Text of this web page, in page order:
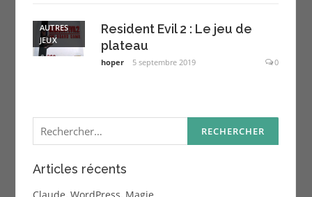
AUTRES
JEUX
Resident Evil 2 : Le jeu de
plateau
hoper 5 septembre 2019 0
Rechercher :
Articles récents